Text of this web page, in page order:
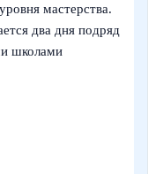
мастерства.
два дня подряд
школами